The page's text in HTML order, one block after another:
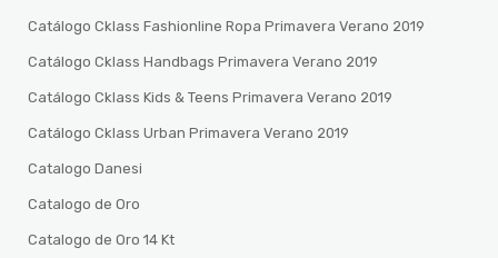
Catálogo Cklass Fashionline Ropa Primavera Verano 2019
Catálogo Cklass Handbags Primavera Verano 2019
Catálogo Cklass Kids & Teens Primavera Verano 2019
Catálogo Cklass Urban Primavera Verano 2019
Catalogo Danesi
Catalogo de Oro
Catalogo de Oro 14 Kt